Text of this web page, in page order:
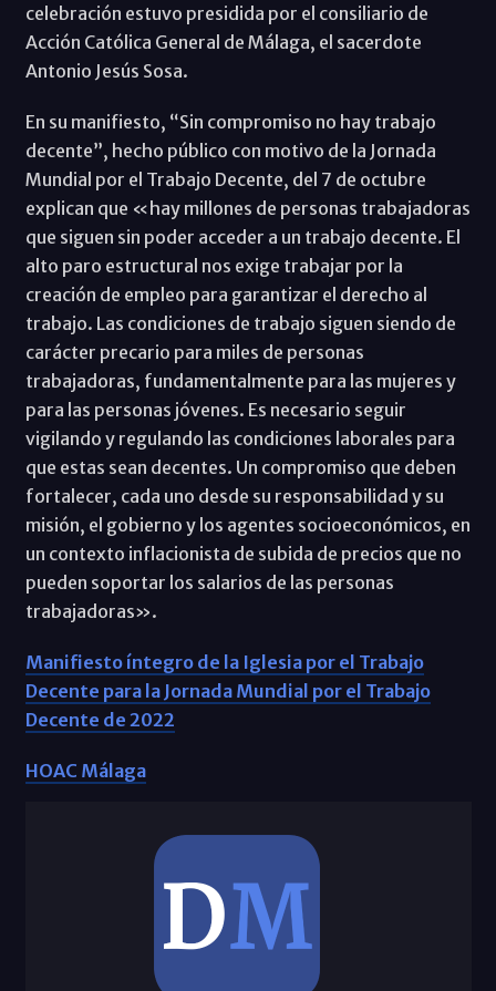
celebración estuvo presidida por el consiliario de
Acción Católica General de Málaga, el sacerdote
Antonio Jesús Sosa.
En su manifiesto, “Sin compromiso no hay trabajo
decente”, hecho público con motivo de la Jornada
Mundial por el Trabajo Decente, del 7 de octubre
explican que «hay millones de personas trabajadoras
que siguen sin poder acceder a un trabajo decente. El
alto paro estructural nos exige trabajar por la
creación de empleo para garantizar el derecho al
trabajo. Las condiciones de trabajo siguen siendo de
carácter precario para miles de personas
trabajadoras, fundamentalmente para las mujeres y
para las personas jóvenes. Es necesario seguir
vigilando y regulando las condiciones laborales para
que estas sean decentes. Un compromiso que deben
fortalecer, cada uno desde su responsabilidad y su
misión, el gobierno y los agentes socioeconómicos, en
un contexto inflacionista de subida de precios que no
pueden soportar los salarios de las personas
trabajadoras».
Manifiesto íntegro de la Iglesia por el Trabajo
Decente para la Jornada Mundial por el Trabajo
Decente de 2022
HOAC Málaga